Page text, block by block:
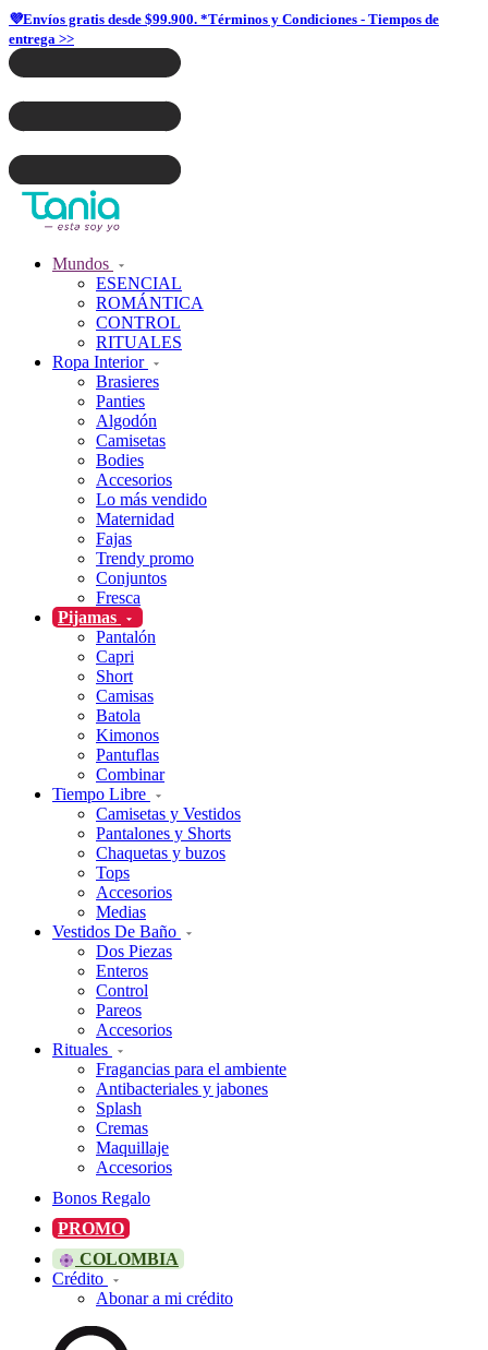
💜Envíos gratis desde $99.900. *Términos y Condiciones - Tiempos de
entrega >>
Mundos
ESENCIAL
ROMÁNTICA
CONTROL
RITUALES
Ropa Interior
Brasieres
Panties
Algodón
Camisetas
Bodies
Accesorios
Lo más vendido
Maternidad
Fajas
Trendy promo
Conjuntos
Fresca
Pijamas
Pantalón
Capri
Short
Camisas
Batola
Kimonos
Pantuflas
Combinar
Tiempo Libre
Camisetas y Vestidos
Pantalones y Shorts
Chaquetas y buzos
Tops
Accesorios
Medias
Vestidos De Baño
Dos Piezas
Enteros
Control
Pareos
Accesorios
Rituales
Fragancias para el ambiente
Antibacteriales y jabones
Splash
Cremas
Maquillaje
Accesorios
Bonos Regalo
PROMO
COLOMBIA
Crédito
Abonar a mi crédito